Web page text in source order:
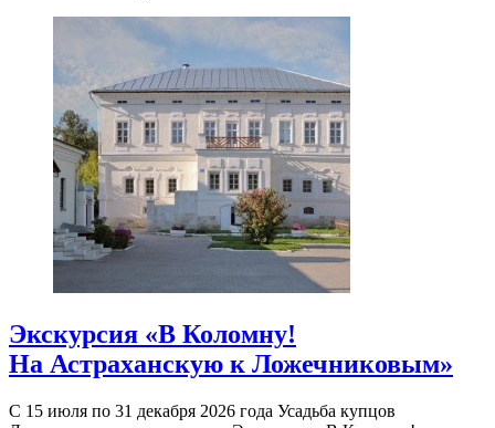
Экскурсия «В Коломну!
На Астраханскую к Ложечниковым»
С 15 июля по 31 декабря 2026 года Усадьба купцов